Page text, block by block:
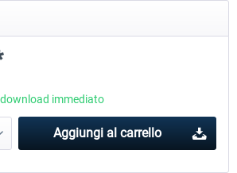
170/175 Aerosoft Aircraft A340-
immediato
Aggiungi al carrello